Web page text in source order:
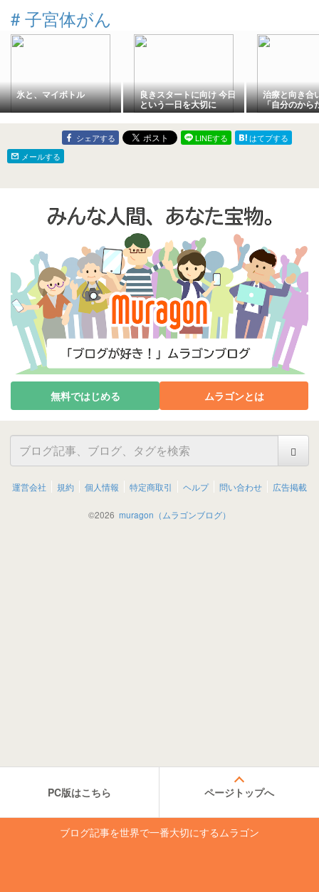
# 子宮体がん
氷と、マイボトル 良きスタートに向け 今日
という一日を大切に
治療と向き合
「自分のから
大切なポイン
シェアする LINEする
はてブする
メールする
無料ではじめる ムラゴンとは
運営会社 規約 個人情報 特定商取引 ヘルプ 問い合わせ 広告掲載
©2026 muragon（ムラゴンブログ）
PC版はこちら ページトップへ
ブログ記事を世界で一番大切にするムラゴン